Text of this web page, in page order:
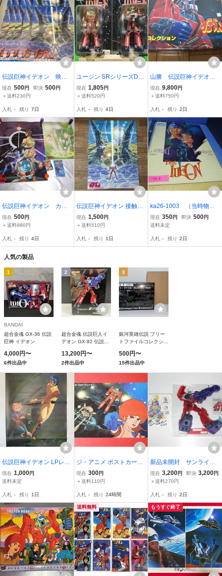
伝説巨神イデオン 映画
チラシ 10枚 接触編 発動
篇 富野喜幸
現在 500円 即決 500円
＋送料230円
入札 - 残り 7日
ユージン SRシリーズDX
伝説巨人イデオン 2種
セット
現在 1,805円
＋送料520円
入札 - 残り 4日
山勝 伝説巨神イデオ
ン コレクション 検索
駄菓子屋ミニカードシー
現在 9,800円
＋送料750円
入札 - 残り 2日
伝説巨神イデオン カセ
ットテープ/シングルCD/
劇場版（接触篇・発動
ト 2511021
現在 500円
＋送料980円
入札 - 残り 4日
伝説巨神イデオン 接触篇
発動篇 ポスター B2サイ
ズ 非売品
現在 1,500円
＋送料510円
入札 - 残り 1日
ka26-1003 （当時物）
「伝説巨人イデォン」映
画パンフ 即決あり
現在 350円 即決 500円
送料未定
入札 - 残り 2日
人気の製品
1
BANDAI
超合金魂 GX-36 伝説
巨神 イデオン
4,000円〜
6件出品中
2
超合金魂 伝説巨人イ
デオン GX-92 伝説巨
13,200円〜
2件出品中
3
銀河英雄伝説 フリー
トファイルコレクショ
500円〜
15件出品中
伝説巨神イデオン LPレコ
ード特典ポスター シェリ
ル&ギシェ 『IDEON II』B
現在 1,000円
送料未定
入札 - 残り 1日
ジ・アニメ ポストカード
伝説巨神イデオン 日本サ
ンライズ
現在 300円
＋送料110円
入札 - 残り 24時間
新品未開封 サンライズ
ワールド ロボット研究所
限定 伝説巨神イデオ
ルスタンド+特典 色紙
現在 3,200円 即決 3,200円
＋送料270円
入札 - 残り 2日
送料無料 もうすぐ終了